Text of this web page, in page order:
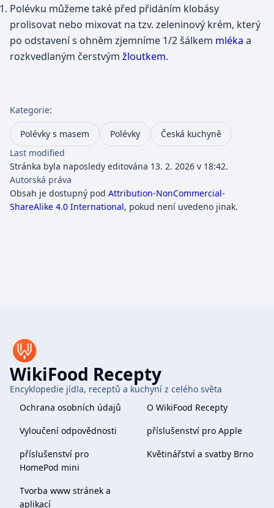
Polévku můžeme také před přidáním klobásy
prolisovat nebo mixovat na tzv. zeleninový krém, který
po odstavení s ohněm zjemníme 1/2 šálkem mléka a
rozkvedlaným čerstvým žloutkem.
Kategorie:
Polévky s masem Polévky
Česká kuchyně
Last modified
Stránka byla naposledy editována 13. 2. 2026 v 18:42.
Autorská práva
Obsah je dostupný pod Attribution-NonCommercial-
ShareAlike 4.0 International, pokud není uvedeno jinak.
WikiFood Recepty
Encyklopedie jídla, receptů a kuchyní z celého světa
Ochrana osobních údajů
O WikiFood Recepty
Vyloučení odpovědnosti
příslušenství pro Apple
příslušenství pro
HomePod mini
Květinářství a svatby Brno
Tvorba www stránek a
aplikací